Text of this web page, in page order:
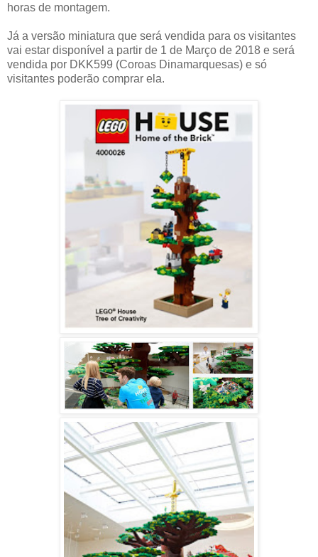
horas de montagem.
Já a versão miniatura que será vendida para os visitantes
vai estar disponível a partir de 1 de Março de 2018 e será
vendida por DKK599 (Coroas Dinamarquesas) e só
visitantes poderão comprar ela.